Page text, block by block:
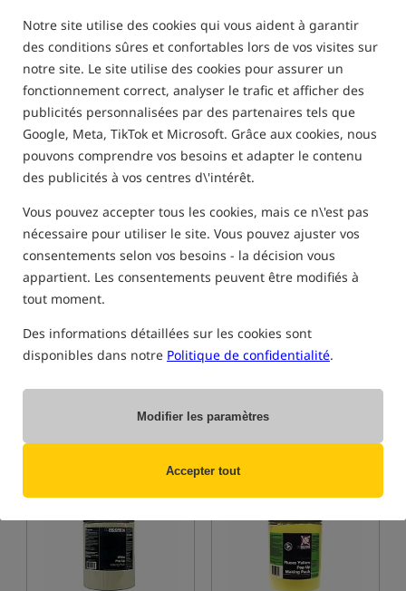
Notre site utilise des cookies qui vous aident à garantir
des conditions sûres et confortables lors de vos visites sur
notre site. Le site utilise des cookies pour assurer un
fonctionnement correct, analyser le trafic et afficher des
publicités personnalisées par des partenaires tels que
Google, Meta, TikTok et Microsoft. Grâce aux cookies, nous
pouvons comprendre vos besoins et adapter le contenu
des publicités à vos centres d\'intérêt.
Vous pouvez accepter tous les cookies, mais ce n\'est pas
nécessaire pour utiliser le site. Vous pouvez ajuster vos
consentements selon vos besoins - la décision vous
appartient. Les consentements peuvent être modifiés à
tout moment.
Des informations détaillées sur les cookies sont
disponibles dans notre Politique de confidentialité.
Modifier les paramètres
Accepter tout
FILTRE
VOIR NOS BEST-SELLERS
Best-seller!
CcMoore White Pop
Up Making Pack
16,33
ACHETER
Best-seller!
CcMoore Pop Up
Making Pack Fluoro
Yellow
ACHETER
DUDI BAIT Mix+Liquid
Forest Squid
ACHETER
MIXES DE BASE POUR BOUILLETTES
PROTÉINÉES